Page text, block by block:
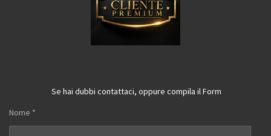
Se hai dubbi contattaci, oppure compila il Form
Nome *